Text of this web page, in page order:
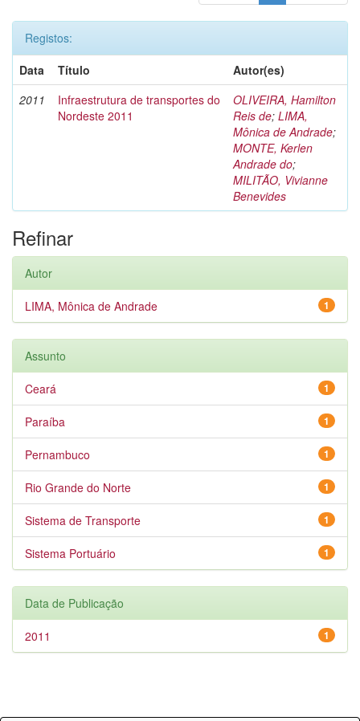
Registos:
Data
Título
Autor(es)
2011
Infraestrutura de transportes do
Nordeste 2011
OLIVEIRA, Hamilton
Reis de; LIMA,
Mônica de Andrade;
MONTE, Kerlen
Andrade do;
MILITÃO, Vivianne
Benevides
Refinar
Autor
1
LIMA, Mônica de Andrade
Assunto
1
Ceará
1
Paraíba
1
Pernambuco
1
Rio Grande do Norte
1
Sistema de Transporte
1
Sistema Portuário
Data de Publicação
1
2011